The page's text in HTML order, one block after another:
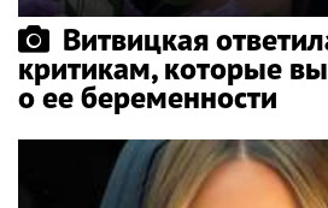
Витвицкая
критикам, которые
о ее беременности